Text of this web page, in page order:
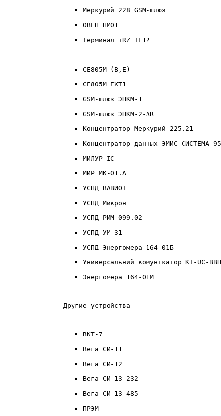
Меркурий 228 GSM-шлюз
ОВЕН ПМ01
Терминал iRZ TE12
CE805M (B,E)
CE805М EXT1
GSM-шлюз ЭНКМ-1
GSM-шлюз ЭНКМ-2-AR
Концентратор Меркурий 225.21
Концентратор данных ЭМИС-СИСТЕМА
МИЛУР IC
МИР МК-01.А
УСПД ВАВИОТ
УСПД Микрон
УСПД РИМ 099.02
УСПД УМ-31
УСПД Энергомера 164-01Б
Универсальний комунікатор KI-UC-
Энергомера 164-01М
Другие устройства
ВКТ-7
Вега СИ-11
Вега СИ-12
Вега СИ-13-232
Вега СИ-13-485
ПРЭМ